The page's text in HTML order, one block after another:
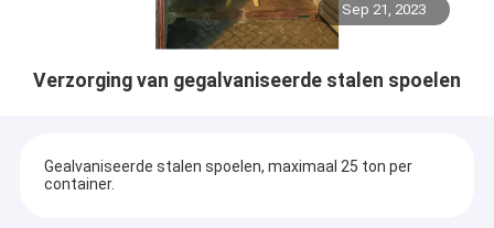
Sep 21, 2023
Verzorging van gegalvaniseerde stalen spoelen
Gealvaniseerde stalen spoelen, maximaal 25 ton per
container.